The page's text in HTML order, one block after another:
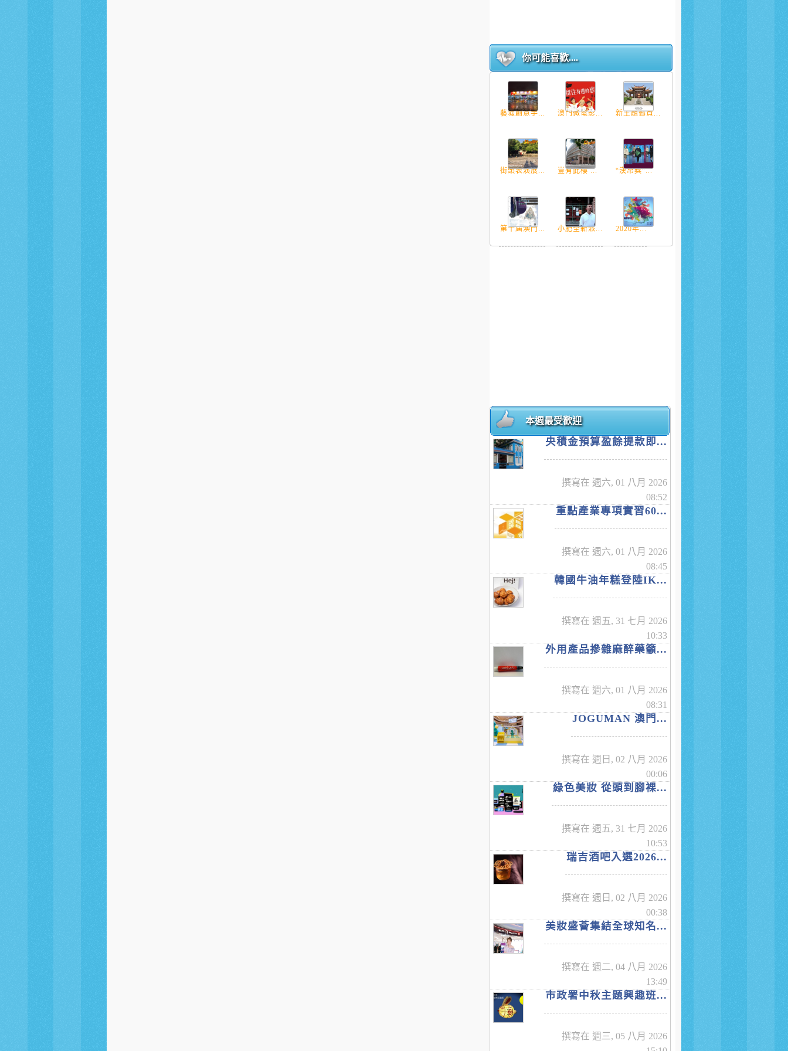
你可能喜歡....
藝墟創意手... 澳門微電影... 新主題郵資...
街頭表演展... 豈有此樓 ... “漢帛獎”...
第十屆澳門... 小肥全新派... 2020年...
本週最受歡迎
央積金預算盈餘提款即...
撰寫在 週六, 01 八月 2026
08:52
重點產業專項實習60...
撰寫在 週六, 01 八月 2026
08:45
韓國牛油年糕登陸IK...
撰寫在 週五, 31 七月 2026
10:33
外用產品摻雜麻醉藥籲...
撰寫在 週六, 01 八月 2026
08:31
JOGUMAN 澳門...
撰寫在 週日, 02 八月 2026
00:06
綠色美妝 從頭到腳裸...
撰寫在 週五, 31 七月 2026
10:53
瑞吉酒吧入選2026...
撰寫在 週日, 02 八月 2026
00:38
美妝盛薈集結全球知名...
撰寫在 週二, 04 八月 2026
13:49
市政署中秋主題興趣班...
撰寫在 週三, 05 八月 2026